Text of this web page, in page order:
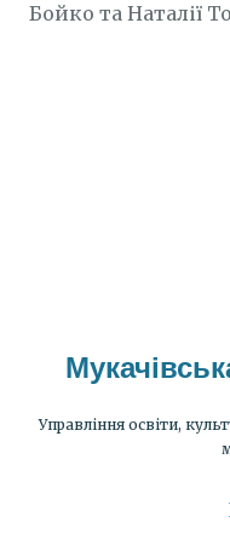
Бойко та Наталії
Управління освіти,